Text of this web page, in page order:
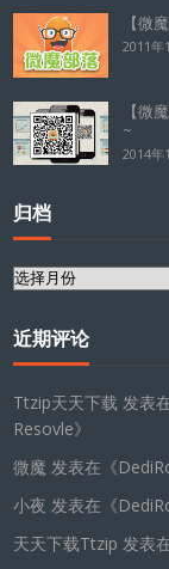
【微
2011年
【微
~
2014年
归档
归
近期评论
Ttzip天天下载 发表
Resovle》
微魔 发表在《
小夜 发表在《
天天下载Ttzip 发表